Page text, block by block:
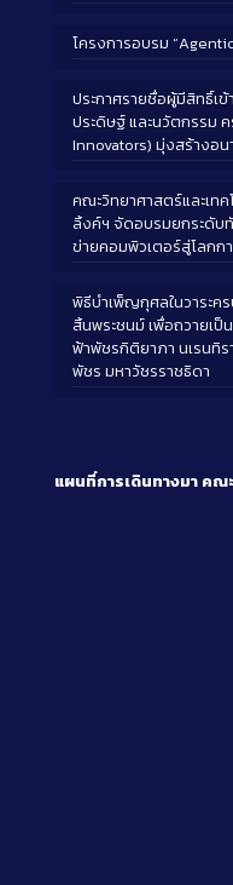
โครงการอบรม “Agentic
ประกาศรายชื่อผู้มีสิทธิ์เ
ประดิษฐ์ และนวัตกรรม
Innovators) มุ่งสร้างอ
คณะวิทยาศาสตร์และเท
ลิ้งค์ฯ จัดอบรมยกระดับทั
ข่ายคอมพิวเตอร์สู่โลกก
พิธีบำเพ็ญกุศลในวาระ
สิ้นพระชนม์ เพื่อถวายเป็
ฟ้าพัชรกิติยาภา นเรนทิ
พัชร มหาวัชรราชธิดา
แผนที่การเดินทางมา คณ